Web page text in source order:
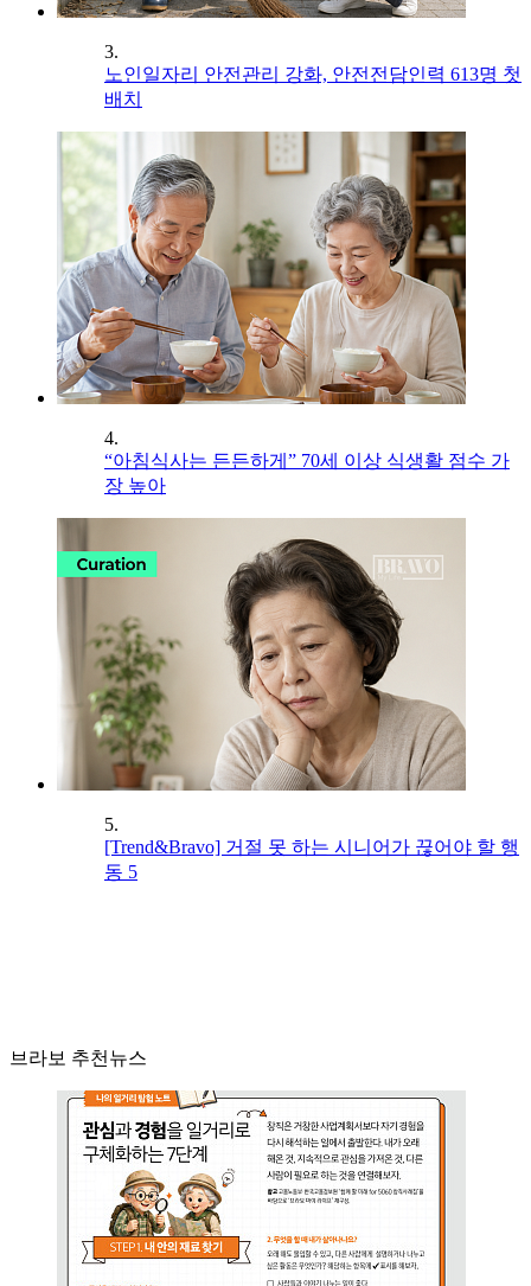
3.
노인일자리 안전관리 강화, 안전전담인력 613명 첫
배치
4.
“아침식사는 든든하게” 70세 이상 식생활 점수 가
장 높아
5.
[Trend&Bravo] 거절 못 하는 시니어가 끊어야 할 행
동 5
브라보 추천뉴스